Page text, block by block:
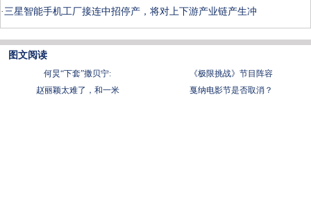
·三星智能手机工厂接连中招停产，将对上下游产业链产生冲
图文阅读
何炅“下套”撒贝宁:
《极限挑战》节目阵容
赵丽颖太难了，和一米
戛纳电影节是否取消？